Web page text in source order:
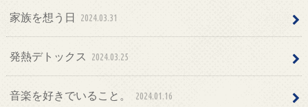
家族を想う日 2024.03.31
発熱デトックス 2024.03.25
音楽を好きでいること。 2024.01.16